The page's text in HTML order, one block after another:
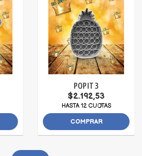
POP IT 3
$2.192,53
HASTA 12 CUOTAS
COMPRAR